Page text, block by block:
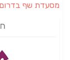
מסעדת שף בדרום